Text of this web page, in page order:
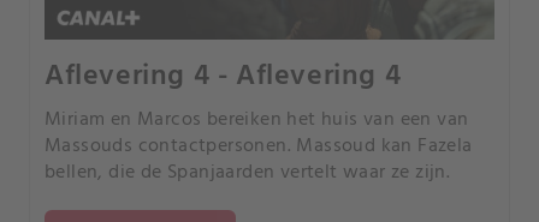
Aflevering 4 - Aflevering 4
Miriam en Marcos bereiken het huis van een van
Massouds contactpersonen. Massoud kan Fazela
bellen, die de Spanjaarden vertelt waar ze zijn.